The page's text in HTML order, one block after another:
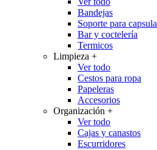
Bandejas
Soporte para
Bar y coctelería
Termicos
Limpieza +
Ver todo
Cestos para ropa
Papeleras
Accesorios
Organización +
Ver todo
Cajas y canastos
Escurridores